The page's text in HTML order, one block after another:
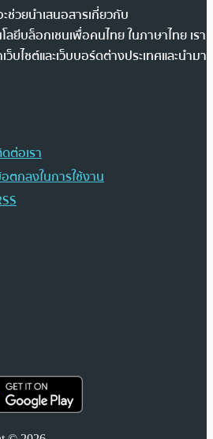
วยนำเสนอสารเกี่ยวกับ
ลยีบล็อกเชนเพื่อคนไทย ในภาษาไทย เรา
ไซต์และเว็บบอร์ดต่างประเทศและนำมา
ต่อเรา
ตกลงในการใช้งาน